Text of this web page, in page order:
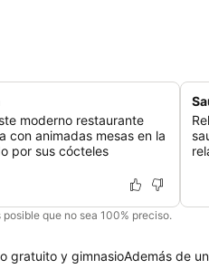
moderno restaurante
con animadas mesas en la
por sus cócteles
que no sea 100% preciso.
gratuito y gimnasioAdemás de un